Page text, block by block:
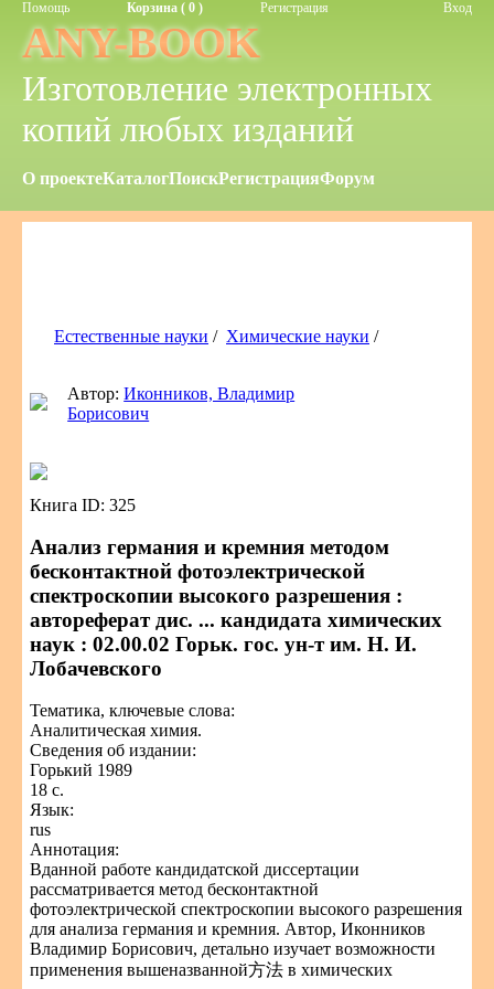
Помощь Корзина ( 0 ) Регистрация Вход
ANY-BOOK
Изготовление электронных
копий любых изданий
О проектеКаталогПоискРегистрацияФорум
Естественные науки / Химические науки /
Автор:Иконников, Владимир
Борисович
Книга ID: 325
Анализ германия и кремния методом
бесконтактной фотоэлектрической
спектроскопии высокого разрешения :
автореферат дис. ... кандидата химических
наук : 02.00.02 Горьк. гос. ун-т им. Н. И.
Лобачевского
Тематика, ключевые слова:
Аналитическая химия.
Сведения об издании:
Горький 1989
18 с.
Язык:
rus
Аннотация:
Вданной работе кандидатской диссертации
рассматривается метод бесконтактной
фотоэлектрической спектроскопии высокого разрешения
для анализа германия и кремния. Автор, Иконников
Владимир Борисович, детально изучает возможности
применения вышеназванной方法 в химических